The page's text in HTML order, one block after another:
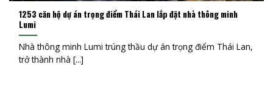
1253 căn hộ dự án trọng điểm Thái Lan lắp đặt nhà thông minh
Lumi
Nhà thông minh Lumi trúng thầu dự án trọng điểm Thái Lan,
trở thành nhà [...]